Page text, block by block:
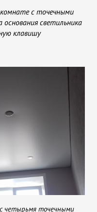
с точечными
основания светильника
клавишу
четырьмя точечными